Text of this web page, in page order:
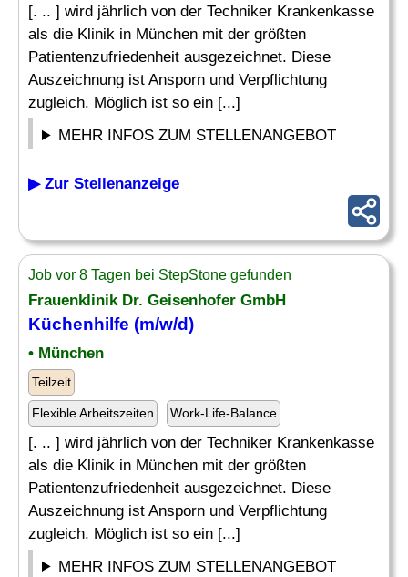
[. .. ] wird jährlich von der Techniker Krankenkasse
als die Klinik in München mit der größten
Patientenzufriedenheit ausgezeichnet. Diese
Auszeichnung ist Ansporn und Verpflichtung
zugleich. Möglich ist so ein [...]
MEHR INFOS ZUM STELLENANGEBOT
▶ Zur Stellenanzeige
Job vor 8 Tagen bei StepStone gefunden
Frauenklinik Dr. Geisenhofer GmbH
Küchenhilfe (m/w/d)
• München
Teilzeit
Flexible Arbeitszeiten Work-Life-Balance
[. .. ] wird jährlich von der Techniker Krankenkasse
als die Klinik in München mit der größten
Patientenzufriedenheit ausgezeichnet. Diese
Auszeichnung ist Ansporn und Verpflichtung
zugleich. Möglich ist so ein [...]
MEHR INFOS ZUM STELLENANGEBOT